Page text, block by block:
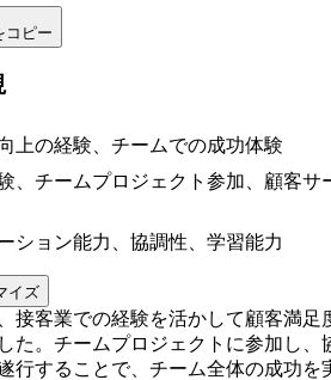
コピー
上の経験、チームでの成功体験
、チームプロジェクト参加、顧客サ
ション能力、協調性、学習能力
イズ
接客業での経験を活かして顧客満足
た。チームプロジェクトに参加し、
行することで、チーム全体の成功を